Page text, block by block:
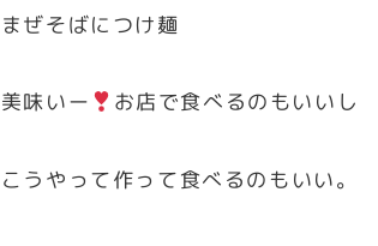
まぜそばにつけ麺
美味いー お店で食べるのもいいし
こうやって作って食べるのもいい。